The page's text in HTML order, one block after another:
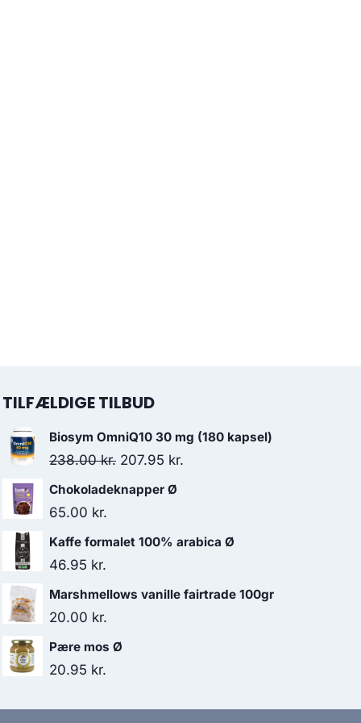
TILFÆLDIGE TILBUD
Biosym OmniQ10 30 mg (180 kapsel)
238.00kr. Den
oprindelige
207.95 kr.
Chokoladeknapper Ø
65.00 kr.
Kaffe formalet 100% arabica Ø
46.95 kr.
Marshmellows vanille fairtrade 100gr
20.00 kr.
Pære mos Ø
20.95 kr.